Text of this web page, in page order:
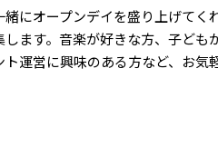
緒にオープンデイを盛り上げてく
します。音楽が好きな方、子ども
ト運営に興味のある方など、お気